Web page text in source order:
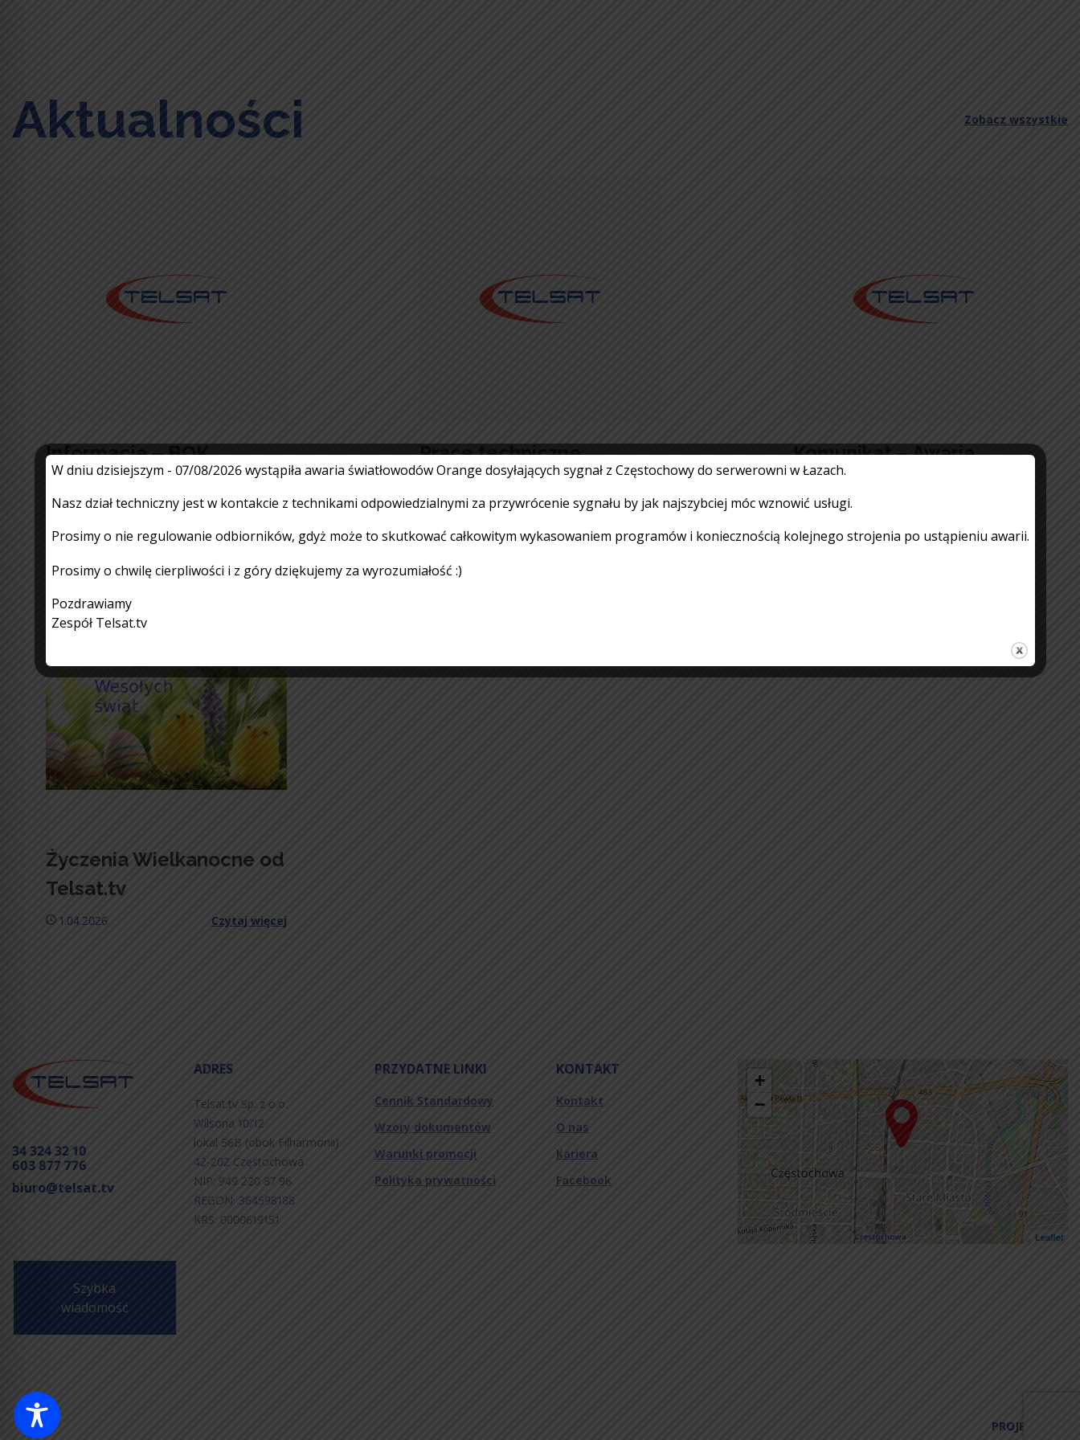
Aktualności Zobacz wszystkie
Informacja – BOK
nieczynny – 14.08.2026 r
Prace techniczne
Komunikat – Awaria
Internetu
27.06.2026
Życzenia Wielkanocne od
Telsat.tv
1.04.2026 Czytaj więcej
34 324 32 10
603 877 776
biuro@telsat.tv
Szybka
wiadomość
ADRES
Telsat.tv Sp. z o.o.
Wilsona 10/12
lokal 56B (obok Filharmonii)
42-202 Częstochowa
NIP: 949 220 87 96
REGON: 364598188
KRS: 0000619151
PRZYDATNE LINKI
Cennik Standardowy
Wzory dokumentów
Warunki promocji
Polityka prywatności
KONTAKT
Kontakt
O nas
Kariera
Facebook
+
−
Leaflet
PROJECTIC.PL
W dniu dzisiejszym - 07/08/2026 wystąpiła awaria światłowodów Orange dosyłających sygnał z Częstochowy do serwerowni w Łazach.
Nasz dział techniczny jest w kontakcie z technikami odpowiedzialnymi za przywrócenie sygnału by jak najszybciej móc wznowić usługi.
Prosimy o nie regulowanie odbiorników, gdyż może to skutkować całkowitym wykasowaniem programów i koniecznością kolejnego strojenia po ustąpieniu awarii.
Prosimy o chwilę cierpliwości i z góry dziękujemy za wyrozumiałość :)
Pozdrawiamy
Zespół Telsat.tv